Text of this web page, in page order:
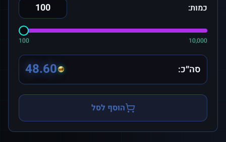
כמות:
100 10,000
סה״כ: 48.60
הוסף לסל